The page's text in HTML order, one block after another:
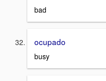
bad
ocupado
busy